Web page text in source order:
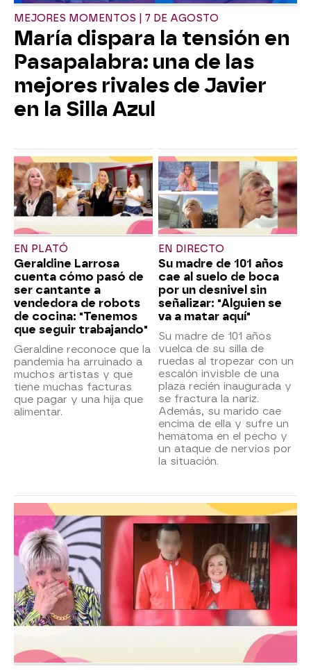
MEJORES MOMENTOS | 7 DE AGOSTO
María dispara la tensión en
Pasapalabra: una de las
mejores rivales de Javier
en la Silla Azul
EN PLATÓ
Geraldine Larrosa
cuenta cómo pasó de
ser cantante a
vendedora de robots
de cocina: "Tenemos
que seguir trabajando"
Geraldine reconoce que la
pandemia ha arruinado a
muchos artistas y que
tiene muchas facturas
que pagar y una hija que
alimentar.
EN DIRECTO
Su madre de 101 años
cae al suelo de boca
por un desnivel sin
señalizar: "Alguien se
va a matar aquí"
Su madre de 101 años
vuelca de su silla de
ruedas al tropezar con un
escalón invisble de una
plaza recién inaugurada y
se fractura la nariz.
Además, su marido cae
encima de ella y sufre un
hematoma en el pecho y
un ataque de nervios por
la situación.